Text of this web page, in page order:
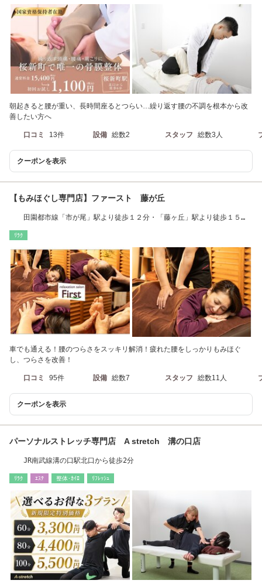
朝起きると腰が重い、長時間座るとつらい…繰り返す腰の不調を根本から改
善したい方へ
口コミ 13件 設備 総数2 スタッフ 総数3人
クーポンを表示
【もみほぐし専門店】ファースト 藤が丘
田園都市線「市が尾」駅より徒歩１２分・「藤ヶ丘」駅より徒歩１５
ﾘﾗｸ
車でも通える！腰のつらさをスッキリ解消！疲れた腰をしっかりもみほぐ
し、つらさを改善！
口コミ 95件 設備 総数7 スタッフ 総数11人
クーポンを表示
パーソナルストレッチ専門店 A stretch 溝の口店
JR南武線溝の口駅北口から徒歩2分
ﾘﾗｸ ｴｽﾃ 整体･ｶｲﾛ ﾘﾌﾚｯｼｭ